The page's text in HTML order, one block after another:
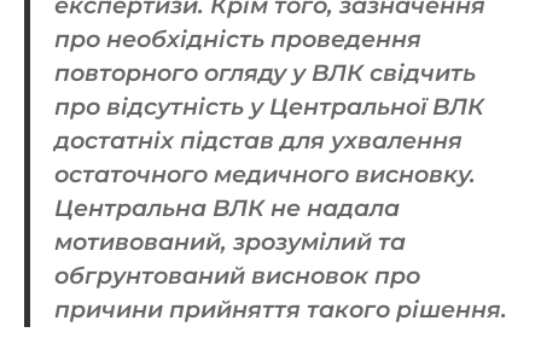
про необхідність проведення
повторного огляду у ВЛК свідчить
про відсутність у Центральної ВЛК
достатніх підстав для ухвалення
остаточного медичного висновку.
Центральна ВЛК не надала
мотивований, зрозумілий та
обгрунтований висновок про
причини прийняття такого рішення.